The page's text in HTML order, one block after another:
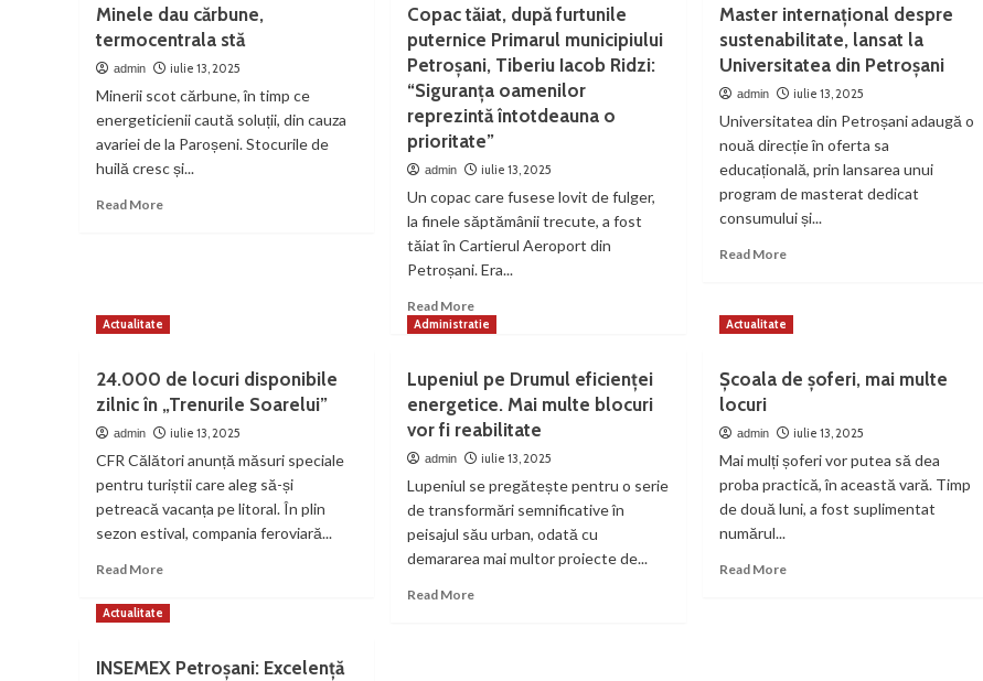
printre
județele
cu
mai
multe
nașteri
la
1
are
sub
ani
pe
mâna
unui
fals
expert
pentru
Termocentrala
Paroșeni
Minele dau cărbune,
termocentrala stă
admin iulie 13, 2025
Minerii scot cărbune, în timp ce
energeticienii caută soluții, din cauza
avariei de la Paroșeni. Stocurile de
huilă cresc și...
Read MoreRead
Copac tăiat, după furtunile
puternice Primarul municipiului
Petroșani, Tiberiu Iacob Ridzi:
“Siguranța oamenilor
reprezintă întotdeauna o
prioritate”
admin iulie 13, 2025
Un copac care fusese lovit de fulger,
la finele săptămânii trecute, a fost
tăiat în Cartierul Aeroport din
Petroșani. Era...
Read MoreRead
more
tăiat,
după
furtunile
puternice
Primarul
municipiului
Petroșani,
Tiberiu
Iacob
“Siguranța
Master internațional despre
sustenabilitate, lansat la
Universitatea din Petroșani
admin iulie 13, 2025
Universitatea din Petroșani adaugă o
nouă direcție în oferta sa
educațională, prin lansarea unui
program de masterat dedicat
consumului și...
Read MoreRead
Master
internațional
sustenabilitate,
lansat
Universitatea
din
Petroșani
Actualitate
24.000 de locuri disponibile
zilnic în „Trenurile Soarelui”
admin iulie 13, 2025
CFR Călători anunță măsuri speciale
pentru turiștii care aleg să-și
petreacă vacanța pe litoral. În plin
sezon estival, compania feroviară...
Read MoreRead
about
locuri
Administratie
Lupeniul pe Drumul eficienței
energetice. Mai multe blocuri
vor fi reabilitate
admin iulie 13, 2025
Lupeniul se pregătește pentru o serie
de transformări semnificative în
peisajul său urban, odată cu
demararea mai multor proiecte de...
Read MoreRead
Actualitate
Școala de șoferi, mai multe
locuri
admin iulie 13, 2025
Mai mulți șoferi vor putea să dea
proba practică, în această vară. Timp
de două luni, a fost suplimentat
numărul...
Read MoreRead
Actualitate
INSEMEX Petroșani: Excelență